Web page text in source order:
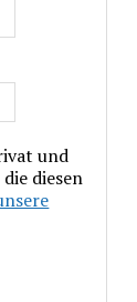
und
diesen